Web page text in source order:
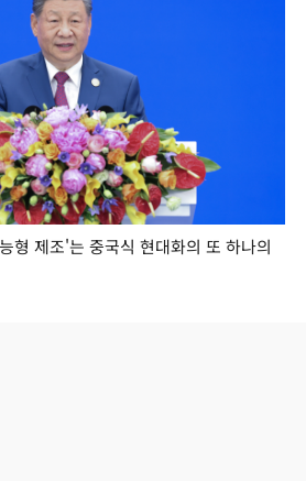
형 제조'는 중국식 현대화의 또 하나의